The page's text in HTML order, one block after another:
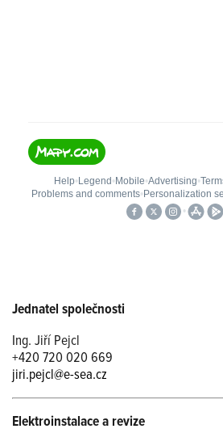
Jednatel společnosti
Ing. Jiří Pejcl
+420 720 020 669
jiri.pejcl@e-sea.cz
Elektroinstalace a revize